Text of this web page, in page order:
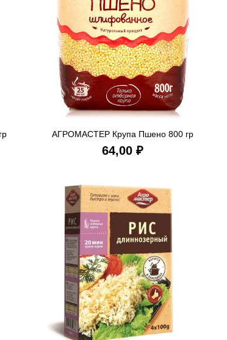
В КОРЗИНУ
АГРОМАСТЕР Крупа Пшено 800 гр
₽